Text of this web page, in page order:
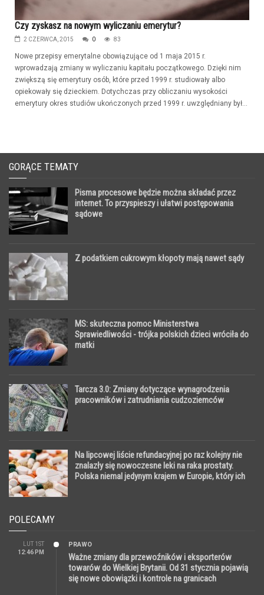
Czy zyskasz na nowym wyliczaniu emerytur?
2 CZERWCA, 2015 0 83
Nowe przepisy emerytalne obowiązujące od 1 maja 2015 r.
wprowadzają zmiany w wyliczaniu kapitału początkowego. Dzięki nim
zwiększą się emerytury osób, które przed 1999 r. studiowały albo
opiekowały się dzieckiem. Dotychczas przy obliczaniu wysokości
emerytury okres studiów ukończonych przed 1999 r. uwzględniany był...
GORĄCE TEMATY
Pisma procesowe będzie można składać przez
internet. To przyspieszy i ułatwi postępowania
sądowe
Z podatkiem cukrowym kłopoty mają nawet sądy
MS: skuteczna pomoc Ministerstwa
Sprawiedliwości - trójka polskich dzieci wróciła do
matki
Tarcza 3.0: Zmiany dotyczące wynagrodzenia
pracowników i zatrudniania cudzoziemców
Na lipcowej liście refundacyjnej po raz kolejny nie
znalazły się nowoczesne leki na raka prostaty.
Polska niemal jedynym krajem w Europie, który ich
POLECAMY
LUT 1ST
12:46 PM
PRAWO
Ważne zmiany dla przewoźników i eksporterów
towarów do Wielkiej Brytanii. Od 31 stycznia pojawią
się nowe obowiązki i kontrole na granicach